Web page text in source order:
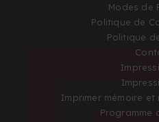
Modes de
Politique de
Politique
Imprimer mémoire et
Programme